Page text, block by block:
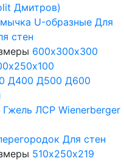
Дмитров)
U-образные Для
стен
600х300х300
Д400 Д500 Д600
Гжель ЛСР Wienerberger
Для стен
510х250х219